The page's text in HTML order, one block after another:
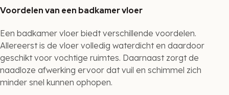
Voordelen van een badkamer vloer
Een badkamer vloer biedt verschillende voordelen.
Allereerst is de vloer volledig waterdicht en daardoor
geschikt voor vochtige ruimtes. Daarnaast zorgt de
naadloze afwerking ervoor dat vuil en schimmel zich
minder snel kunnen ophopen.